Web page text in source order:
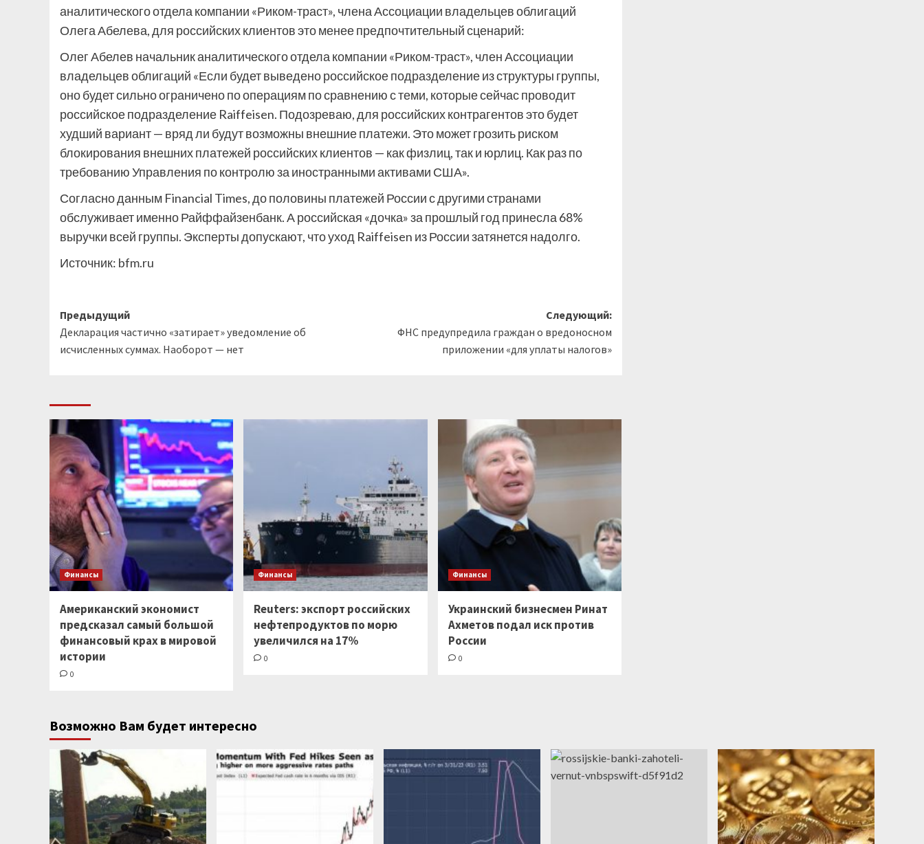
аналитического отдела компании «Риком-траст», члена Ассоциации владельцев облигаций
Олега Абелева, для российских клиентов это менее предпочтительный сценарий:
Олег Абелев начальник аналитического отдела компании «Риком-траст», член Ассоциации
владельцев облигаций «Если будет выведено российское подразделение из структуры группы,
оно будет сильно ограничено по операциям по сравнению с теми, которые сейчас проводит
российское подразделение Raiffeisen. Подозреваю, для российских контрагентов это будет
худший вариант — вряд ли будут возможны внешние платежи. Это может грозить риском
блокирования внешних платежей российских клиентов — как физлиц, так и юрлиц. Как раз по
требованию Управления по контролю за иностранными активами США».
Согласно данным Financial Times, до половины платежей России с другими странами
обслуживает именно Райффайзенбанк. А российская «дочка» за прошлый год принесла 68%
выручки всей группы. Эксперты допускают, что уход Raiffeisen из России затянется надолго.
Источник: bfm.ru
Навигация
записи
Предыдущий
Декларация частично «затирает» уведомление об
исчисленных суммах. Наоборот — нет
Следующий:
ФНС предупредила граждан о вредоносном
приложении «для уплаты налогов»
Финансы
Американский экономист
предсказал самый большой
финансовый крах в мировой
истории
0
Финансы
Reuters: экспорт российских
нефтепродуктов по морю
увеличился на 17%
0
Финансы
Украинский бизнесмен Ринат
Ахметов подал иск против
России
0
Возможно Вам будет интересно